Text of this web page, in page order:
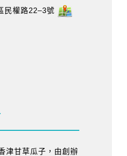
民權路22–3號
津甘草瓜子，由創辦